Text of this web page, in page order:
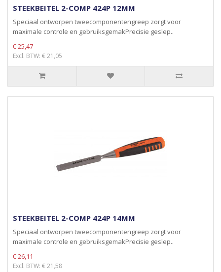
STEEKBEITEL 2-COMP 424P 12MM
Speciaal ontworpen tweecomponentengreep zorgt voor
maximale controle en gebruiksgemakPrecisie geslep..
€ 25,47
Excl. BTW: € 21,05
STEEKBEITEL 2-COMP 424P 14MM
Speciaal ontworpen tweecomponentengreep zorgt voor
maximale controle en gebruiksgemakPrecisie geslep..
€ 26,11
Excl. BTW: € 21,58